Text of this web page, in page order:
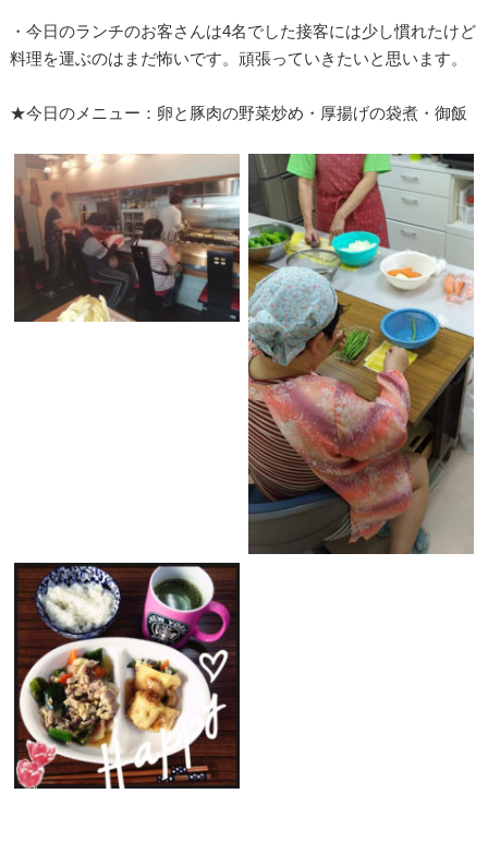
・今日のランチのお客さんは4名でした接客には少し慣れたけど
料理を運ぶのはまだ怖いです。頑張っていきたいと思います。
★今日のメニュー：卵と豚肉の野菜炒め・厚揚げの袋煮・御飯